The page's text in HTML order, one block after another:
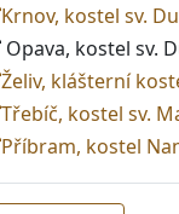
Krnov, kostel sv.
Opava, kostel sv.
Želiv, klášterní
Třebíč, kostel sv.
Příbram, kostel